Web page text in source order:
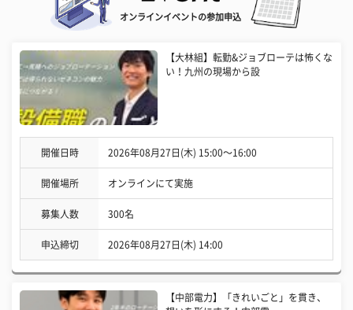
オンラインイベントの参加申込
【大林組】転勤&ジョブローテは怖くな
い！九州の現場から設
開催日時 2026年08月27日(木) 15:00〜16:00
開催場所 オンラインにて実施
募集人数 300名
申込締切 2026年08月27日(木) 14:00
【中部電力】「きれいごと」を貫き、